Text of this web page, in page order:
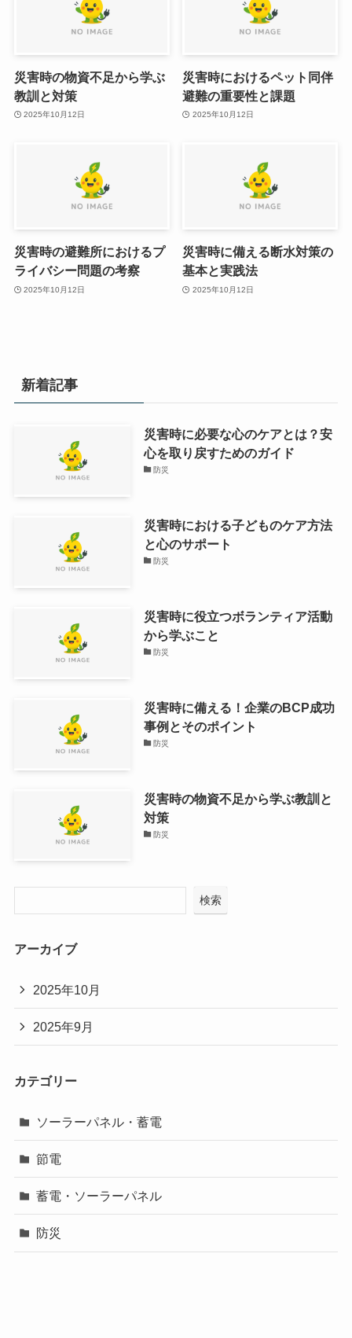
災害時の物資不足から学ぶ
教訓と対策
2025年10月12日
災害時におけるペット同伴
避難の重要性と課題
2025年10月12日
災害時の避難所におけるプ
ライバシー問題の考察
2025年10月12日
災害時に備える断水対策の
基本と実践法
2025年10月12日
新着記事
災害時に必要な心のケアとは？安
心を取り戻すためのガイド
防災
災害時における子どものケア方法
と心のサポート
防災
災害時に役立つボランティア活動
から学ぶこと
防災
災害時に備える！企業のBCP成功
事例とそのポイント
防災
災害時の物資不足から学ぶ教訓と
対策
防災
検索
アーカイブ
2025年10月
2025年9月
カテゴリー
ソーラーパネル・蓄電
節電
蓄電・ソーラーパネル
防災